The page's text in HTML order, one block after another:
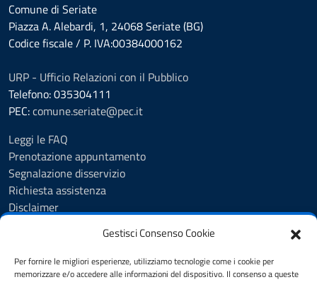
Gestisci Consenso Cookie
Per fornire le migliori esperienze, utilizziamo tecnologie come i cookie per
memorizzare e/o accedere alle informazioni del dispositivo. Il consenso a queste
Comune di Seriate
Piazza A. Alebardi, 1, 24068 Seriate (BG)
Codice fiscale / P. IVA:00384000162
URP - Ufficio Relazioni con il Pubblico
Telefono: 035304111
PEC:comune.seriate@pec.it
Leggi le FAQ
Prenotazione appuntamento
Segnalazione disservizio
Richiesta assistenza
Disclaimer
Cookie Policy
Informativa privacy